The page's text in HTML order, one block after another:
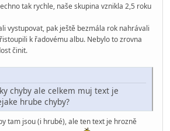
tak rychle, naše skupina vznikla 2,5 roku
vystupovat, pak ještě bezmála rok nahrávali
k řadovému albu. Nebylo to zrovna
činit.
chyby ale celkem muj text je
hrube chyby?
tam jsou (i hrubé), ale ten text je hrozně